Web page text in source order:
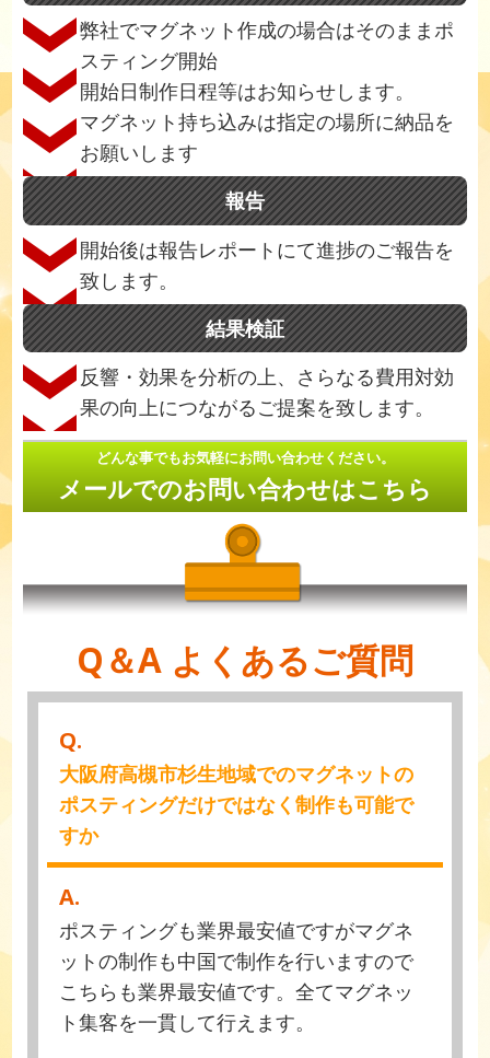
弊社でマグネット作成の場合はそのままポ
スティング開始
開始日制作日程等はお知らせします。
マグネット持ち込みは指定の場所に納品を
お願いします
報告
開始後は報告レポートにて進捗のご報告を
致します。
結果検証
反響・効果を分析の上、さらなる費用対効
果の向上につながるご提案を致します。
どんな事でもお気軽にお問い合わせください。
メールでのお問い合わせはこちら
Q＆A よくあるご質問
Q.
大阪府高槻市杉生地域でのマグネットの
ポスティングだけではなく制作も可能で
すか
A.
ポスティングも業界最安値ですがマグネ
ットの制作も中国で制作を行いますので
こちらも業界最安値です。全てマグネッ
ト集客を一貫して行えます。